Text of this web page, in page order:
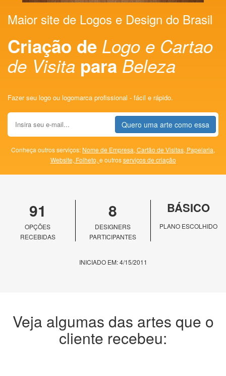
Maior site de Logos e Design do Brasil
Criação de Logo e Cartao
de Visita para Beleza
Fazer seu logo ou logomarca profissional - fácil e rápido.
Quero uma arte como essa
Conheça outros serviços: Nome de Empresa, Cartão de Visitas, Papelaria,
Website, Folheto, e outrosserviços de criação
91
OPÇÕES
RECEBIDAS
8
DESIGNERS
PARTICIPANTES
BÁSICO
PLANO ESCOLHIDO
INICIADO EM: 4/15/2011
Veja algumas das artes que o
cliente recebeu: